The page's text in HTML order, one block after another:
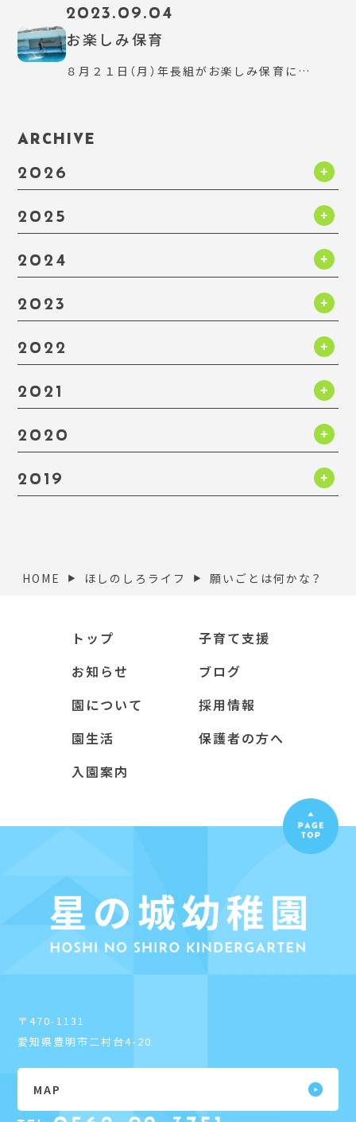
2023.09.04
お楽しみ保育
８月２１日（月）年長組がお楽しみ保育に…
ARCHIVE
2026
2025
2024
2023
2022
2021
2020
2019
HOME ▶︎ ほしのしろライフ ▶︎ 願いごとは何かな？
トップ
お知らせ
園について
園生活
入園案内
子育て支援
ブログ
採用情報
保護者の方へ
〒470-1131
愛知県豊明市二村台4-20
MAP